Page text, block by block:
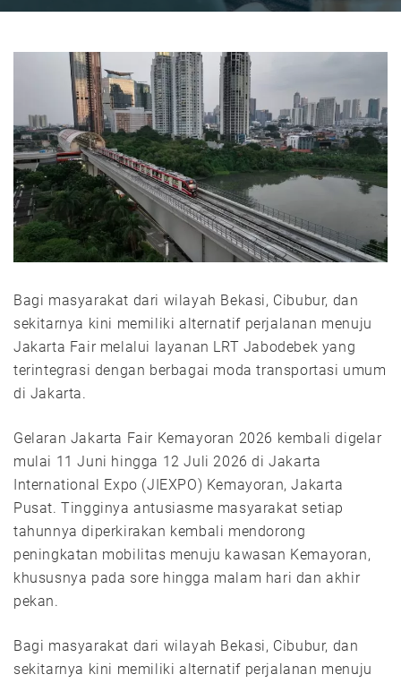
Bagi masyarakat dari wilayah Bekasi, Cibubur, dan
sekitarnya kini memiliki alternatif perjalanan menuju
Jakarta Fair melalui layanan LRT Jabodebek yang
terintegrasi dengan berbagai moda transportasi umum
di Jakarta.
Gelaran Jakarta Fair Kemayoran 2026 kembali digelar
mulai 11 Juni hingga 12 Juli 2026 di Jakarta
International Expo (JIEXPO) Kemayoran, Jakarta
Pusat. Tingginya antusiasme masyarakat setiap
tahunnya diperkirakan kembali mendorong
peningkatan mobilitas menuju kawasan Kemayoran,
khususnya pada sore hingga malam hari dan akhir
pekan.
Bagi masyarakat dari wilayah Bekasi, Cibubur, dan
sekitarnya kini memiliki alternatif perjalanan menuju